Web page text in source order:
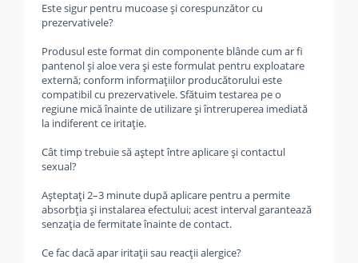
Este sigur pentru mucoase și corespunzător cu
prezervativele?
Produsul este format din componente blânde cum ar fi
pantenol și aloe vera și este formulat pentru exploatare
externă; conform informațiilor producătorului este
compatibil cu prezervativele. Sfătuim testarea pe o
regiune mică înainte de utilizare și întreruperea imediată
la indiferent ce iritație.
Cât timp trebuie să aștept între aplicare și contactul
sexual?
Așteptați 2–3 minute după aplicare pentru a permite
absorbția și instalarea efectului; acest interval garantează
senzația de fermitate înainte de contact.
Ce fac dacă apar iritații sau reacții alergice?